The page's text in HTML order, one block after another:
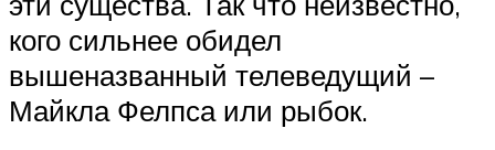
кого сильнее обидел
вышеназванный телеведущий –
Майкла Фелпса или рыбок.